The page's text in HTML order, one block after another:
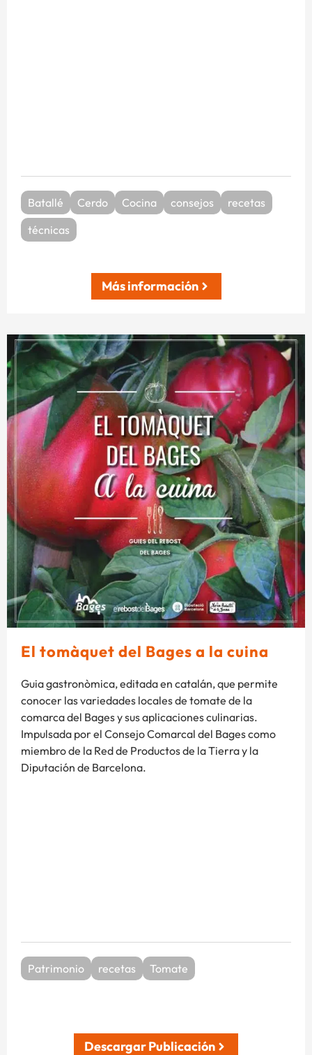
Batallé Cerdo Cocina consejos
recetas
técnicas
Más información
El tomàquet del Bages a la cuina
Guia gastronòmica, editada en catalán, que permite
conocer las variedades locales de tomate de la
comarca del Bages y sus aplicaciones culinarias.
Impulsada por el Consejo Comarcal del Bages como
miembro de la Red de Productos de la Tierra y la
Diputación de Barcelona.
Patrimonio recetas Tomate
Descargar Publicación